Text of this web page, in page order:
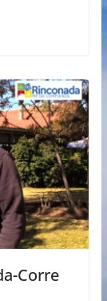
Corre